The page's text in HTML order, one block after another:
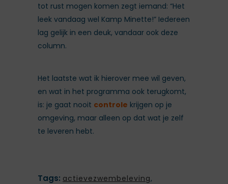
tot rust mogen komen zegt iemand: “Het
leek vandaag wel Kamp Minette!” Iedereen
lag gelijk in een deuk, vandaar ook deze
column.
Het laatste wat ik hierover mee wil geven,
en wat in het programma ook terugkomt,
is: je gaat nooit controle krijgen op je
omgeving, maar alleen op dat wat je zelf
te leveren hebt.
Tags: actievezwembeleving,